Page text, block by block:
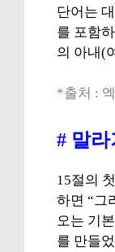
단어는
를 포함
의 아내(
*출처 :
# 말라
15절의
하면 “그
오는 기
를 만들